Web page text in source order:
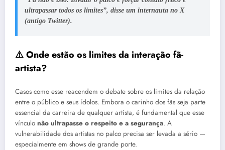
ultrapassar todos os limites”, disse um internauta no X
(antigo Twitter).
⚠️ Onde estão os limites da interação fã-
artista?
Casos como esse reacendem o debate sobre os limites da relação
entre o público e seus ídolos. Embora o carinho dos fãs seja parte
essencial da carreira de qualquer artista, é fundamental que esse
vínculo não ultrapasse o respeito e a segurança. A
vulnerabilidade dos artistas no palco precisa ser levada a sério —
especialmente em shows de grande porte.